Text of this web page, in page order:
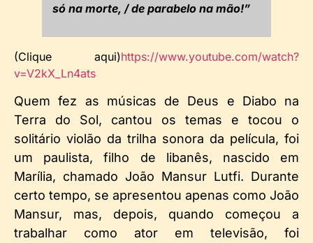
só na morte, / de parabelo na mão!”
(Clique aqui)https://www.youtube.com/watch?
v=V2kX_Ln4ats
Quem fez as músicas de Deus e Diabo na
Terra do Sol, cantou os temas e tocou o
solitário violão da trilha sonora da película, foi
um paulista, filho de libanês, nascido em
Marília, chamado João Mansur Lutfi. Durante
certo tempo, se apresentou apenas como João
Mansur, mas, depois, quando começou a
trabalhar como ator em televisão, foi